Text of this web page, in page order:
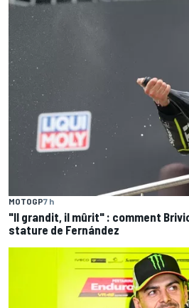
MOTOGP7 h
"Il grandit, il mûrit" : comment
stature de Fernández